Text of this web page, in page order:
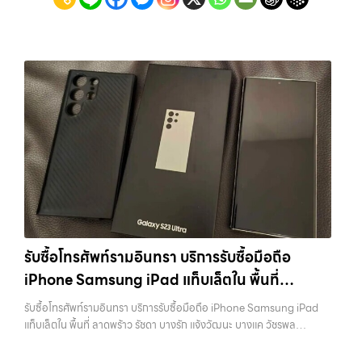
รับซื้อโทรศัพท์รามอินทรา บริการรับซื้อมือถือ
iPhone Samsung iPad แท็บเล็ตใน พื้นที่
ลาดพร้าว รัชดา บางรัก แจ้งวัฒนะ บางแค วัชรพล
รามอินทรา พร้อมจ่ายเงินทันที
รับซื้อโทรศัพท์รามอินทรา บริการรับซื้อมือถือ iPhone Samsung iPad
แท็บเล็ตใน พื้นที่ ลาดพร้าว รัชดา บางรัก แจ้งวัฒนะ บางแค วัชรพล